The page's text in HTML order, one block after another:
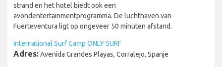
strand en het hotel biedt ook een
avondentertainmentprogramma. De luchthaven van
Fuerteventura ligt op ongeveer 50 minuten afstand.
International Surf Camp ONLY SURF
Adres:Avenida Grandes Playas, Corralejo, Spanje